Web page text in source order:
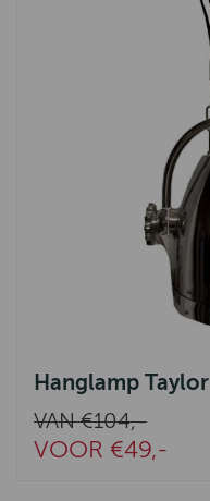
Hanglamp Taylor
VAN €104,-
VOOR €49,-